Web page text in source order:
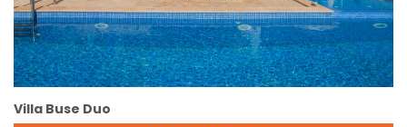
Villa Buse Duo